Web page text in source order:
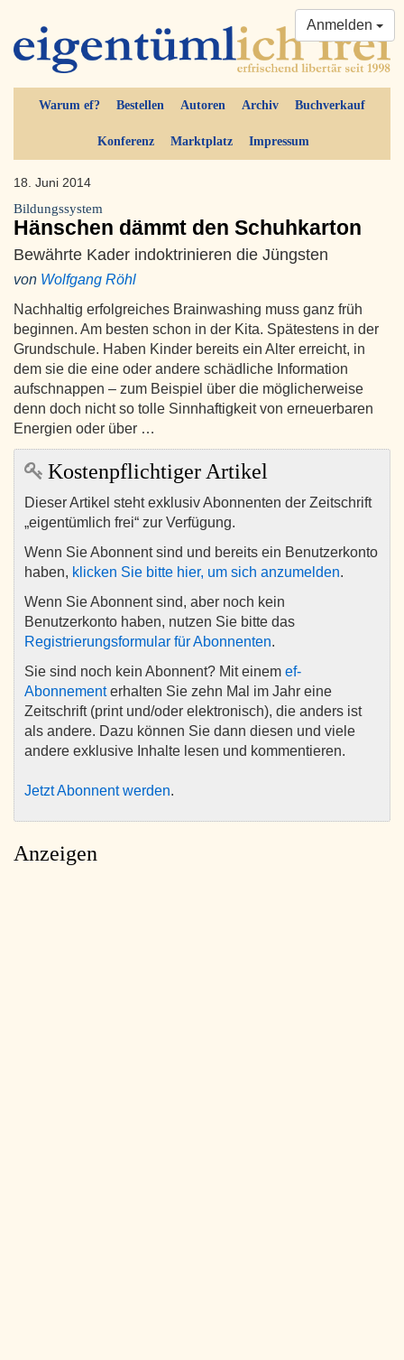
Warum ef? Bestellen Autoren Archiv Buchverkauf
Konferenz Marktplatz Impressum
Anmelden
18. Juni 2014
Bildungssystem
Hänschen dämmt den Schuhkarton
Bewährte Kader indoktrinieren die Jüngsten
von Wolfgang Röhl
Nachhaltig erfolgreiches Brainwashing muss ganz früh
beginnen. Am besten schon in der Kita. Spätestens in der
Grundschule. Haben Kinder bereits ein Alter erreicht, in
dem sie die eine oder andere schädliche Information
aufschnappen – zum Beispiel über die möglicherweise
denn doch nicht so tolle Sinnhaftigkeit von erneuerbaren
Energien oder über …
Kostenpflichtiger Artikel
Dieser Artikel steht exklusiv Abonnenten der Zeitschrift
„eigentümlich frei“ zur Verfügung.
Wenn Sie Abonnent sind und bereits ein Benutzerkonto
haben, klicken Sie bitte hier, um sich anzumelden.
Wenn Sie Abonnent sind, aber noch kein
Benutzerkonto haben, nutzen Sie bitte das
Registrierungsformular für Abonnenten.
Sie sind noch kein Abonnent? Mit einem ef-
Abonnementerhalten Sie zehn Mal im Jahr eine
Zeitschrift (print und/oder elektronisch), die anders ist
als andere. Dazu können Sie dann diesen und viele
andere exklusive Inhalte lesen und kommentieren.
Jetzt Abonnent werden.
Anzeigen